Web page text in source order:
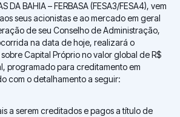
DA BAHIA – FERBASA (FESA3/FESA4), vem
seus acionistas e ao mercado em geral
de seu Conselho de Administração,
na data de hoje, realizará o
Capital Próprio no valor global de R$
programado para creditamento em
com o detalhamento a seguir:
a serem creditados e pagos a título de